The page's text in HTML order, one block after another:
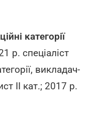
категорії
р. спеціаліст
викладач-
ІІ кат.; 2017 р.